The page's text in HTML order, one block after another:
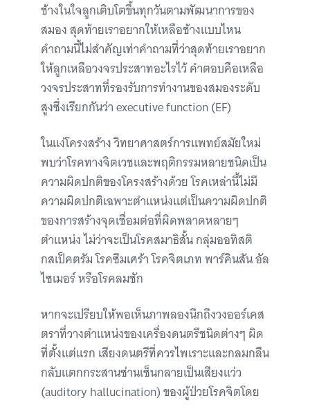
ช้างในใจลูกเติบโตขึ้นทุกวันตามพัฒนาการของ
สมอง สุดท้ายเราอยากให้เหลือช้างแบบไหน
คำถามนี้ไม่สำคัญเท่าคำถามที่ว่าสุดท้ายเราอยาก
ให้ลูกเหลือวงจรประสาทอะไรไว้ คำตอบคือเหลือ
วงจรประสาทที่รองรับการทำงานของสมองระดับ
สูงซึ่งเรียกกันว่า executive function (EF)
ในแง่โครงสร้าง วิทยาศาสตร์การแพทย์สมัยใหม่
พบว่าโรคทางจิตเวชและพฤติกรรมหลายชนิดเป็น
ความผิดปกติของโครงสร้างด้วย โรคเหล่านี้ไม่มี
ความผิดปกติเฉพาะตำแหน่งแต่เป็นความผิดปกติ
ของการสร้างจุดเชื่อมต่อที่ผิดพลาดหลายๆ
ตำแหน่ง ไม่ว่าจะเป็นโรคสมาธิสั้น กลุ่มออทิสติ
กสเป็คตรัม โรคซึมเศร้า โรคจิตเภท พาร์คินสัน อัล
ไซเมอร์ หรือโรคลมชัก
หากจะเปรียบให้พอเห็นภาพลองนึกถึงวงออร์เคส
ตราที่วางตำแหน่งของเครื่องดนตรีชนิดต่างๆ ผิด
ที่ตั้งแต่แรก เสียงดนตรีที่ควรไพเราะและกลมกลืน
กลับแตกกระสานซ่านเซ็นกลายเป็นเสียงแว่ว
(auditory hallucination) ของผู้ป่วยโรคจิตโดย